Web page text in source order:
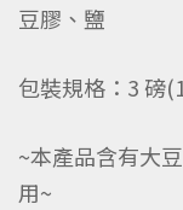
豆膠、鹽
包裝規格：3 磅
~本產品含有大
用~